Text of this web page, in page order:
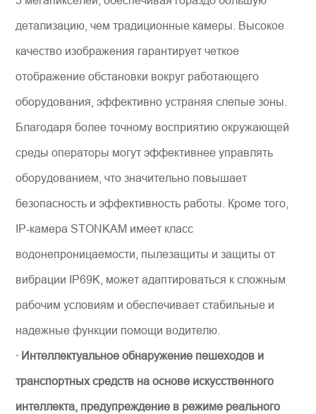
детализацию, чем традиционные камеры. Высокое
качество изображения гарантирует четкое
отображение обстановки вокруг работающего
оборудования, эффективно устраняя слепые зоны.
Благодаря более точному восприятию окружающей
среды операторы могут эффективнее управлять
оборудованием, что значительно повышает
безопасность и эффективность работы. Кроме того,
IP-камера STONKAM имеет класс
водонепроницаемости, пылезащиты и защиты от
вибрации IP69K, может адаптироваться к сложным
рабочим условиям и обеспечивает стабильные и
надежные функции помощи водителю.
· Интеллектуальное обнаружение пешеходов и
транспортных средств на основе искусственного
интеллекта, предупреждение в режиме реального